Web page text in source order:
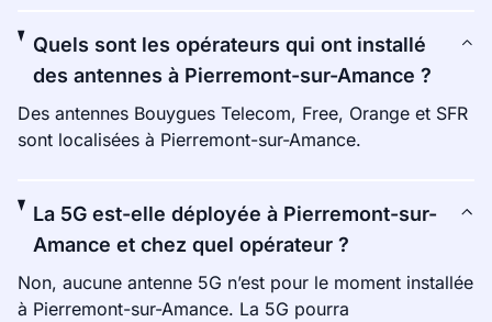
Quels sont les opérateurs qui ont installé
des antennes à Pierremont-sur-Amance ?
Des antennes Bouygues Telecom, Free, Orange et SFR
sont localisées à Pierremont-sur-Amance.
La 5G est-elle déployée à Pierremont-sur-
Amance et chez quel opérateur ?
Non, aucune antenne 5G n’est pour le moment installée
à Pierremont-sur-Amance. La 5G pourra